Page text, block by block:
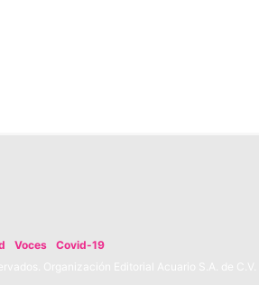
Voces
Covid-19